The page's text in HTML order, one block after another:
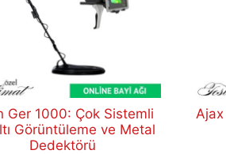
Ger 1000: Çok Sistemli
Görüntüleme ve Metal
Dedektörü